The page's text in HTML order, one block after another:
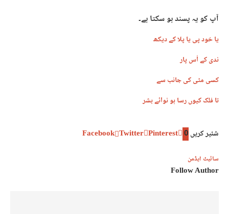
آپ کو یہ پسند ہو سکتا ہے۔
یا خود پی یا پلا کے دیکھ
ندی کے اُس پار
کسی مٹی کی جانب سے
تا فلک کیوں رسا ہو نوائے بشر
شئیر کریں0
Facebook Twitter Pinterest
سائیٹ ایڈمن
Follow Author